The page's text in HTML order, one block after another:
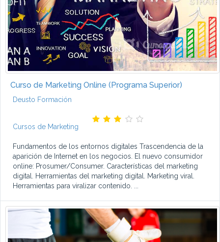
Curso de Marketing Online (Programa Superior)
Deusto Formación
Cursos de Marketing
Fundamentos de los entornos digitales Trascendencia de la
aparición de Internet en los negocios. El nuevo consumidor
online: Prosumer/Consumer. Características del marketing
digital. Herramientas del marketing digital. Marketing viral.
Herramientas para viralizar contenido. ...